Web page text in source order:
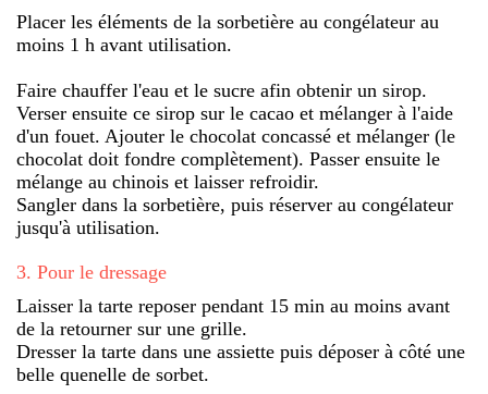
Placer les éléments de la sorbetière au congélateur au
moins 1 h avant utilisation.
Faire chauffer l'eau et le sucre afin obtenir un sirop.
Verser ensuite ce sirop sur le cacao et mélanger à l'aide
d'un fouet. Ajouter le chocolat concassé et mélanger (le
chocolat doit fondre complètement). Passer ensuite le
mélange au chinois et laisser refroidir.
Sangler dans la sorbetière, puis réserver au congélateur
jusqu'à utilisation.
3. Pour le dressage
Laisser la tarte reposer pendant 15 min au moins avant
de la retourner sur une grille.
Dresser la tarte dans une assiette puis déposer à côté une
belle quenelle de sorbet.